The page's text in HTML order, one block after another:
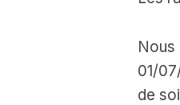
01/
de